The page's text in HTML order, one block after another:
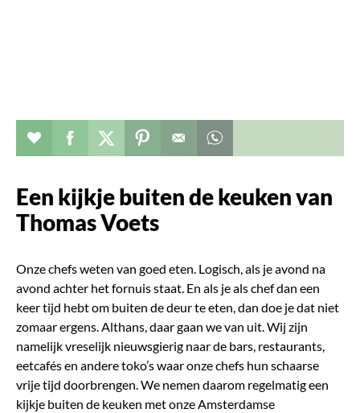
Verhaal toevoegen aan favorieten
Deel dit op facebook
Deel dit op twitter
Deel dit op pinterest
Een kijkje buiten de keuken van
Thomas Voets
Onze chefs weten van goed eten. Logisch, als je avond na
avond achter het fornuis staat. En als je als chef dan een
keer tijd hebt om buiten de deur te eten, dan doe je dat niet
zomaar ergens. Althans, daar gaan we van uit. Wij zijn
namelijk vreselijk nieuwsgierig naar de bars, restaurants,
eetcafés en andere toko’s waar onze chefs hun schaarse
vrije tijd doorbrengen. We nemen daarom regelmatig een
kijkje buiten de keuken met onze Amsterdamse